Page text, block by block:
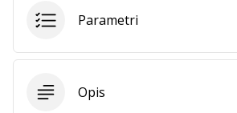
našeg
za
Obožavaš
Parametri
Opis